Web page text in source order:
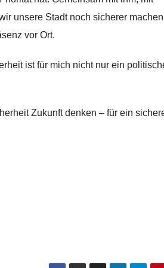
unsere Stadt noch sicherer machen
vor Ort.
ist für mich nicht nur ein
Zukunft denken – für ein